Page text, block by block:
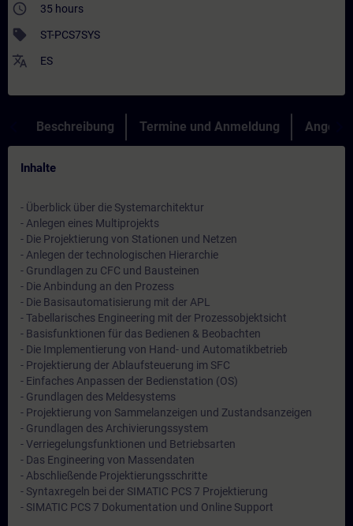
access_time 35 hours
sell ST-PCS7SYS
translate ES
Beschreibung Termine und Anmeldung Angebot
Inhalte
- Überblick über die Systemarchitektur
- Anlegen eines Multiprojekts
- Die Projektierung von Stationen und Netzen
- Anlegen der technologischen Hierarchie
- Grundlagen zu CFC und Bausteinen
- Die Anbindung an den Prozess
- Die Basisautomatisierung mit der APL
- Tabellarisches Engineering mit der Prozessobjektsicht
- Basisfunktionen für das Bedienen & Beobachten
- Die Implementierung von Hand- und Automatikbetrieb
- Projektierung der Ablaufsteuerung im SFC
- Einfaches Anpassen der Bedienstation (OS)
- Grundlagen des Meldesystems
- Projektierung von Sammelanzeigen und Zustandsanzeigen
- Grundlagen des Archivierungssystem
- Verriegelungsfunktionen und Betriebsarten
- Das Engineering von Massendaten
- Abschließende Projektierungsschritte
- Syntaxregeln bei der SIMATIC PCS 7 Projektierung
- SIMATIC PCS 7 Dokumentation und Online Support